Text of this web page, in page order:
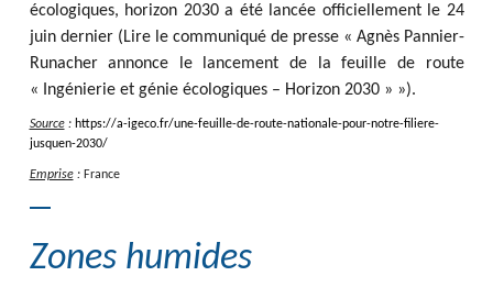
écologiques, horizon 2030 a été lancée officiellement le 24
juin dernier (Lire le communiqué de presse « Agnès Pannier-
Runacher annonce le lancement de la feuille de route
« Ingénierie et génie écologiques – Horizon 2030 » »).
Source: https://a-igeco.fr/une-feuille-de-route-nationale-pour-notre-filiere-
jusquen-2030/
Emprise: France
Zones humides